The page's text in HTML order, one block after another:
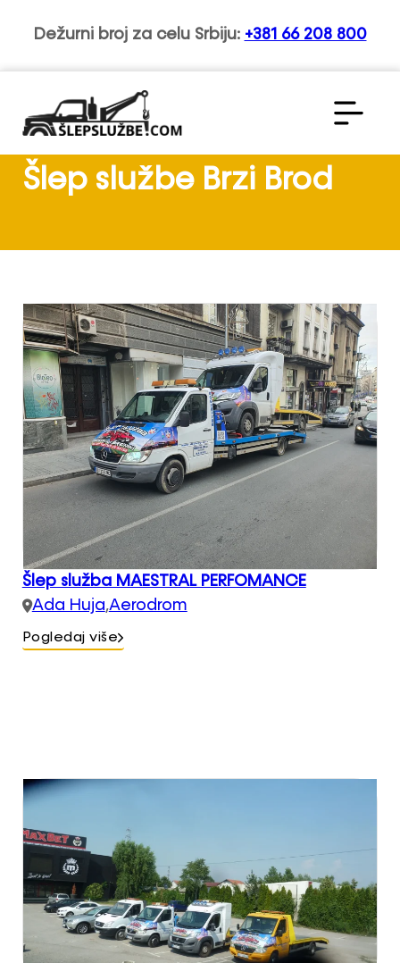
Dežurni broj za celu Srbiju: +381 66 208 800
Šlep službe Brzi Brod
Šlep služba MAESTRAL PERFOMANCE
Ada Huja,Aerodrom
Pogledaj više